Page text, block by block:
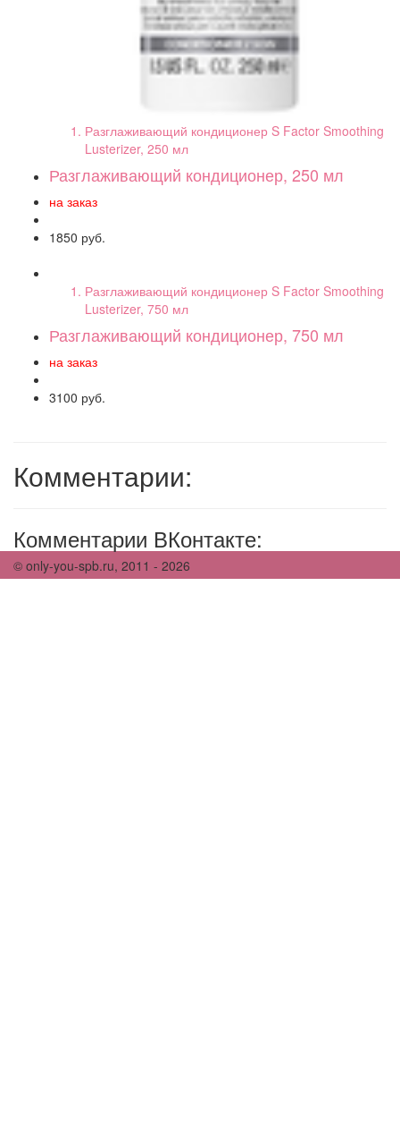
Разглаживающий кондиционер S Factor Smoothing
Lusterizer, 250 мл
Разглаживающий кондиционер, 250 мл
на заказ
1850 руб.
Разглаживающий кондиционер S Factor Smoothing
Lusterizer, 750 мл
Разглаживающий кондиционер, 750 мл
на заказ
3100 руб.
Комментарии:
Комментарии ВКонтакте:
© only-you-spb.ru, 2011 - 2026